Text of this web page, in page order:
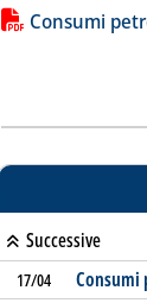
ListaConsumi
Successive
17/04 Consumi